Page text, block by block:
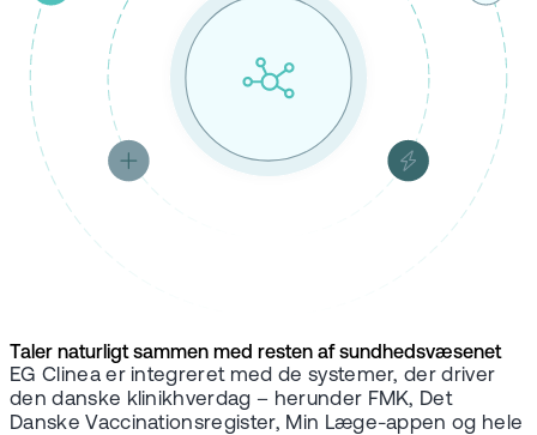
Taler naturligt sammen med resten af sundhedsvæsenet
EG Clinea er integreret med de systemer, der driver
den danske klinikhverdag – herunder FMK, Det
Danske Vaccinationsregister, Min Læge-appen og hele